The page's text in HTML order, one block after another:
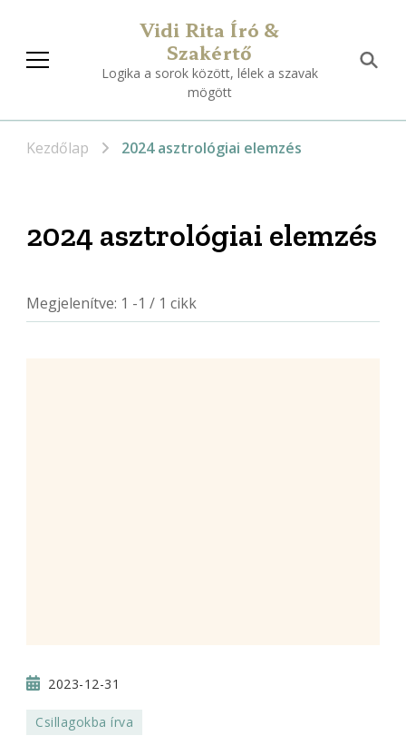
Vidi Rita Író &
Szakértő
Logika a sorok között, lélek a szavak
mögött
Kezdőlap 2024 asztrológiai elemzés
2024 asztrológiai elemzés
Megjelenítve: 1 -1 / 1 cikk
2023-12-31
Csillagokba írva